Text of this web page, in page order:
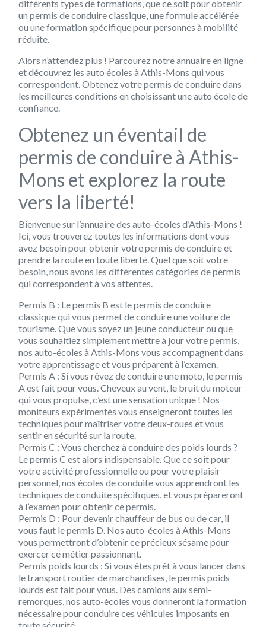
différents types de formations, que ce soit pour obtenir
un permis de conduire classique, une formule accélérée
ou une formation spécifique pour personnes à mobilité
réduite.
Alors n’attendez plus ! Parcourez notre annuaire en ligne
et découvrez les auto écoles à Athis-Mons qui vous
correspondent. Obtenez votre permis de conduire dans
les meilleures conditions en choisissant une auto école de
confiance.
Obtenez un éventail de
permis de conduire à Athis-
Mons et explorez la route
vers la liberté!
Bienvenue sur l’annuaire des auto-écoles d’Athis-Mons !
Ici, vous trouverez toutes les informations dont vous
avez besoin pour obtenir votre permis de conduire et
prendre la route en toute liberté. Quel que soit votre
besoin, nous avons les différentes catégories de permis
qui correspondent à vos attentes.
Permis B : Le permis B est le permis de conduire
classique qui vous permet de conduire une voiture de
tourisme. Que vous soyez un jeune conducteur ou que
vous souhaitiez simplement mettre à jour votre permis,
nos auto-écoles à Athis-Mons vous accompagnent dans
votre apprentissage et vous préparent à l’examen.
Permis A : Si vous rêvez de conduire une moto, le permis
A est fait pour vous. Cheveux au vent, le bruit du moteur
qui vous propulse, c’est une sensation unique ! Nos
moniteurs expérimentés vous enseigneront toutes les
techniques pour maîtriser votre deux-roues et vous
sentir en sécurité sur la route.
Permis C : Vous cherchez à conduire des poids lourds ?
Le permis C est alors indispensable. Que ce soit pour
votre activité professionnelle ou pour votre plaisir
personnel, nos écoles de conduite vous apprendront les
techniques de conduite spécifiques, et vous prépareront
à l’examen pour obtenir ce permis.
Permis D : Pour devenir chauffeur de bus ou de car, il
vous faut le permis D. Nos auto-écoles à Athis-Mons
vous permettront d’obtenir ce précieux sésame pour
exercer ce métier passionnant.
Permis poids lourds : Si vous êtes prêt à vous lancer dans
le transport routier de marchandises, le permis poids
lourds est fait pour vous. Des camions aux semi-
remorques, nos auto-écoles vous donneront la formation
nécessaire pour conduire ces véhicules imposants en